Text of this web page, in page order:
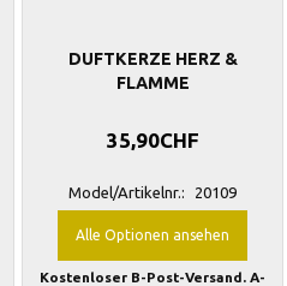
DUFTKERZE HERZ &
FLAMME
35,90CHF
Model/Artikelnr.: 20109
Alle Optionen ansehen
Kostenloser B-Post-Versand. A-